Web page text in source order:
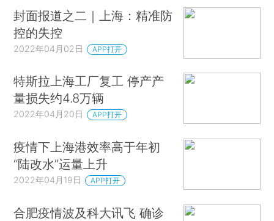
封面报道之二｜上海：精准防
控的失控
2022年04月02日 APP打开
特斯拉上海工厂复工 停产产
量损失约4.8万辆
2022年04月20日 APP打开
疫情下上海港效率高于年初
“陆改水”运量上升
2022年04月19日 APP打开
合肥疫情波及科大讯飞 确诊